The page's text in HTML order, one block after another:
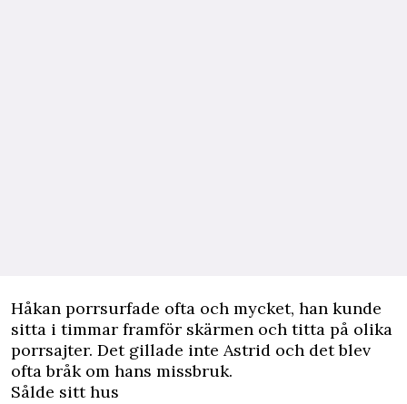
Håkan porrsurfade ofta och mycket, han kunde
sitta i timmar framför skärmen och titta på olika
porrsajter. Det gillade inte Astrid och det blev
ofta bråk om hans missbruk.
Sålde sitt hus